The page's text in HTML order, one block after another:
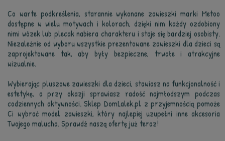
Co warte podkreślenia, starannie wykonane zawieszki marki Metoo
dostępne w wielu motywach i kolorach, dzięki nim każdy ozdobiony
nimi wózek lub plecak nabiera charakteru i staje się bardziej osobisty.
Niezależnie od wyboru wszystkie prezentowane zawieszki dla dzieci są
zaprojektowane tak, aby były bezpieczne, trwałe i atrakcyjne
wizualnie.
Wybierając pluszowe zawieszki dla dzieci, stawiasz na funkcjonalność i
estetykę, a przy okazji sprawiasz radość najmłodszym podczas
codziennych aktywności. Sklep DomLalek.pl z przyjemnością pomoże
Ci wybrać model zawieszki, który najlepiej uzupełni inne akcesoria
Twojego malucha. Sprawdź naszą ofertę już teraz!